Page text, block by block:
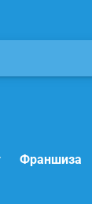
Франшиза